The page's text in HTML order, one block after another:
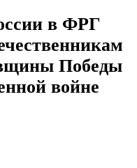
в ФРГ
Победы
войне